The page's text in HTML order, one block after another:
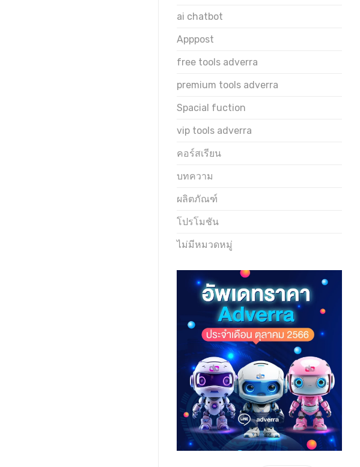
ai chatbot
Apppost
free tools adverra
premium tools adverra
Spacial fuction
vip tools adverra
คอร์สเรียน
บทความ
ผลิตภัณฑ์
โปรโมชัน
ไม่มีหมวดหมู่